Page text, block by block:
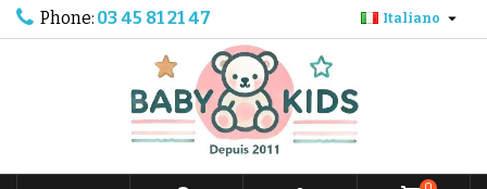
Phone: 03 45 81 21 47 Italiano 